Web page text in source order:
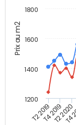
Prix au m2
T2 2019T4 2019T2 2020
T4
1200
1400
1600
1800